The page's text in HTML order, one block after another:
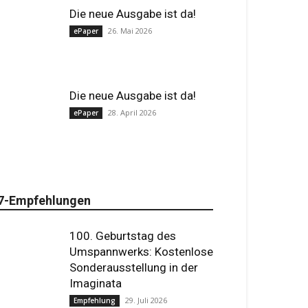
Die neue Ausgabe ist da!
ePaper 26. Mai 2026
Die neue Ausgabe ist da!
ePaper 28. April 2026
Empfehlungen
100. Geburtstag des
Umspannwerks: Kostenlose
Sonderausstellung in der
Imaginata
Empfehlung 29. Juli 2026